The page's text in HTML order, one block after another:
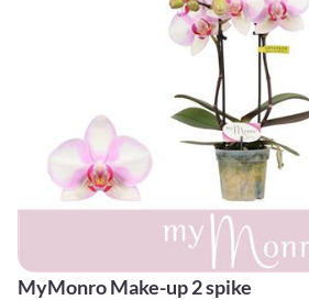
MyMonro Make-up 2 spike